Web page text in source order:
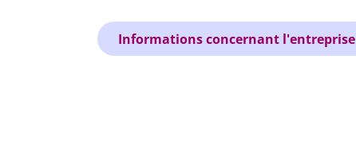
Informations concernant l'entreprise